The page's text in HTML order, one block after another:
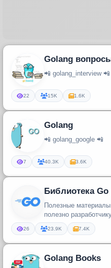
Golang
📲 golang_interview 📲
22 15K 1.6K
Golang
📲 golang_google 📲
7 40.3K 3.6K
Библиотека Go
Полезные
полезно
26 23.9K 7.4K
Golang Books